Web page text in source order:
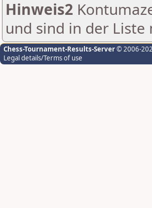
Hinweis2
und sind in der
Chess-Tournament-Results-Server© 2006-
Legal details/Terms of use